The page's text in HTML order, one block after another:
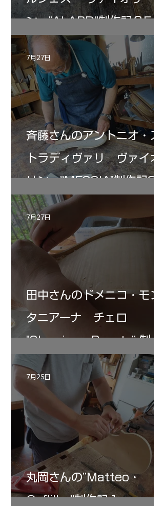
ン ”ALARD"制作記３5
斉藤さんのアントニオ・ス
トラディヴァリ ヴァイオ
リン ”MESSIA"制作記33
7月27日
田中さんのドメニコ・モン
タニアーナ チェロ
"Sleeping・Beauty” 制作
記 30
7月27日
丸岡さんの”Matteo・
Gofliller”制作記１
7月25日